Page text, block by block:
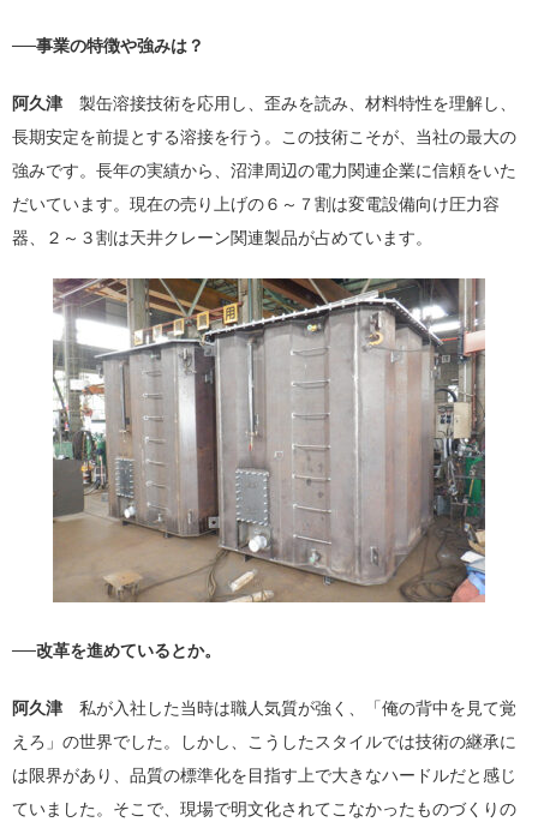
──事業の特徴や強みは？
阿久津 製缶溶接技術を応用し、歪みを読み、材料特性を理解し、
長期安定を前提とする溶接を行う。この技術こそが、当社の最大の
強みです。長年の実績から、沼津周辺の電力関連企業に信頼をいた
だいています。現在の売り上げの６～７割は変電設備向け圧力容
器、２～３割は天井クレーン関連製品が占めています。
──改革を進めているとか。
阿久津 私が入社した当時は職人気質が強く、「俺の背中を見て覚
えろ」の世界でした。しかし、こうしたスタイルでは技術の継承に
は限界があり、品質の標準化を目指す上で大きなハードルだと感じ
ていました。そこで、現場で明文化されてこなかったものづくりの